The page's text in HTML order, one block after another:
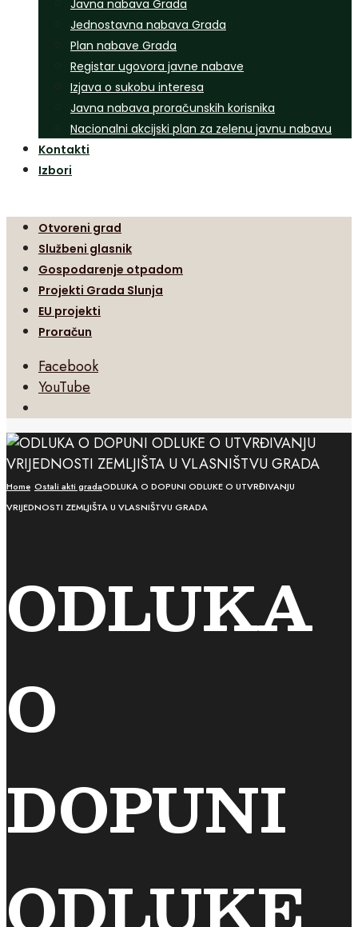
Javna nabava Grada
Jednostavna nabava Grada
Plan nabave Grada
Registar ugovora javne nabave
Izjava o sukobu interesa
Javna nabava proračunskih korisnika
Nacionalni akcijski plan za zelenu javnu nabavu
Kontakti
Izbori
Otvoreni grad
Službeni glasnik
Gospodarenje otpadom
Projekti Grada Slunja
EU projekti
Proračun
Facebook
YouTube
Search
Window
Home Ostali akti gradaODLUKA O DOPUNI ODLUKE O UTVRĐIVANJU
VRIJEDNOSTI ZEMLJIŠTA U VLASNIŠTVU GRADA
ODLUKA
O
DOPUNI